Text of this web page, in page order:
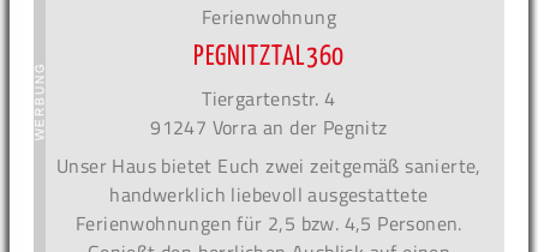
Ferienwohnung
PEGNITZTAL360
Tiergartenstr. 4
91247 Vorra an der Pegnitz
Unser Haus bietet Euch zwei zeitgemäß sanierte,
handwerklich liebevoll ausgestattete
Ferienwohnungen für 2,5 bzw. 4,5 Personen.